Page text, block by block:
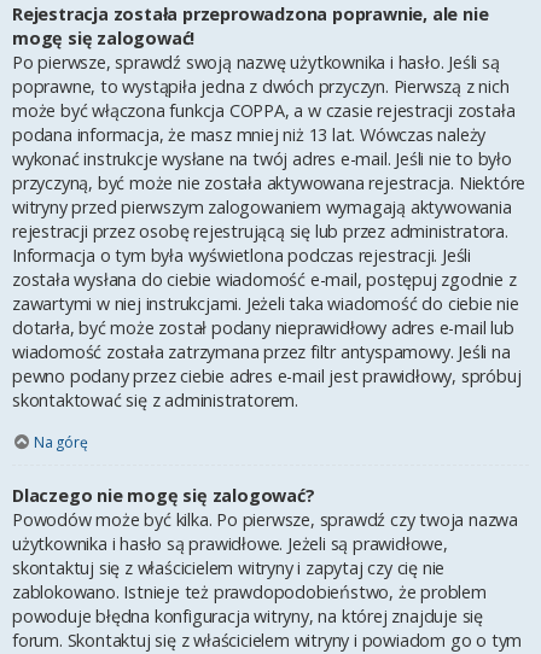
Rejestracja została przeprowadzona poprawnie, ale nie
mogę się zalogować!
Po pierwsze, sprawdź swoją nazwę użytkownika i hasło. Jeśli są
poprawne, to wystąpiła jedna z dwóch przyczyn. Pierwszą z nich
może być włączona funkcja COPPA, a w czasie rejestracji została
podana informacja, że masz mniej niż 13 lat. Wówczas należy
wykonać instrukcje wysłane na twój adres e-mail. Jeśli nie to było
przyczyną, być może nie została aktywowana rejestracja. Niektóre
witryny przed pierwszym zalogowaniem wymagają aktywowania
rejestracji przez osobę rejestrującą się lub przez administratora.
Informacja o tym była wyświetlona podczas rejestracji. Jeśli
została wysłana do ciebie wiadomość e-mail, postępuj zgodnie z
zawartymi w niej instrukcjami. Jeżeli taka wiadomość do ciebie nie
dotarła, być może został podany nieprawidłowy adres e-mail lub
wiadomość została zatrzymana przez filtr antyspamowy. Jeśli na
pewno podany przez ciebie adres e-mail jest prawidłowy, spróbuj
skontaktować się z administratorem.
Na górę
Dlaczego nie mogę się zalogować?
Powodów może być kilka. Po pierwsze, sprawdź czy twoja nazwa
użytkownika i hasło są prawidłowe. Jeżeli są prawidłowe,
skontaktuj się z właścicielem witryny i zapytaj czy cię nie
zablokowano. Istnieje też prawdopodobieństwo, że problem
powoduje błędna konfiguracja witryny, na której znajduje się
forum. Skontaktuj się z właścicielem witryny i powiadom go o tym